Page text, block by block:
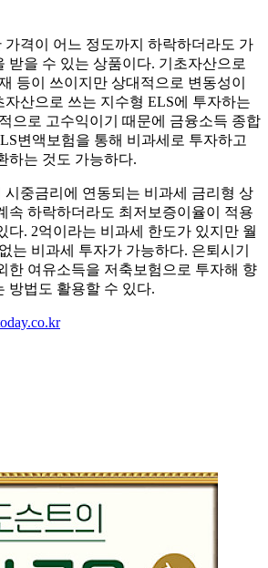
가격이 어느 정도까지 하락하더라도 가
받을 수 있는 상품이다. 기초자산으로
등이 쓰이지만 상대적으로 변동성이
산으로 쓰는 지수형 ELS에 투자하는
으로 고수익이기 때문에 금융소득 종합
변액보험을 통해 비과세로 투자하고
하는 것도 가능하다.
시중금리에 연동되는 비과세 금리형 상
속 하락하더라도 최저보증이율이 적용
다. 2억이라는 비과세 한도가 있지만 월
는 비과세 투자가 가능하다. 은퇴시기
한 여유소득을 저축보험으로 투자해 향
방법도 활용할 수 있다.